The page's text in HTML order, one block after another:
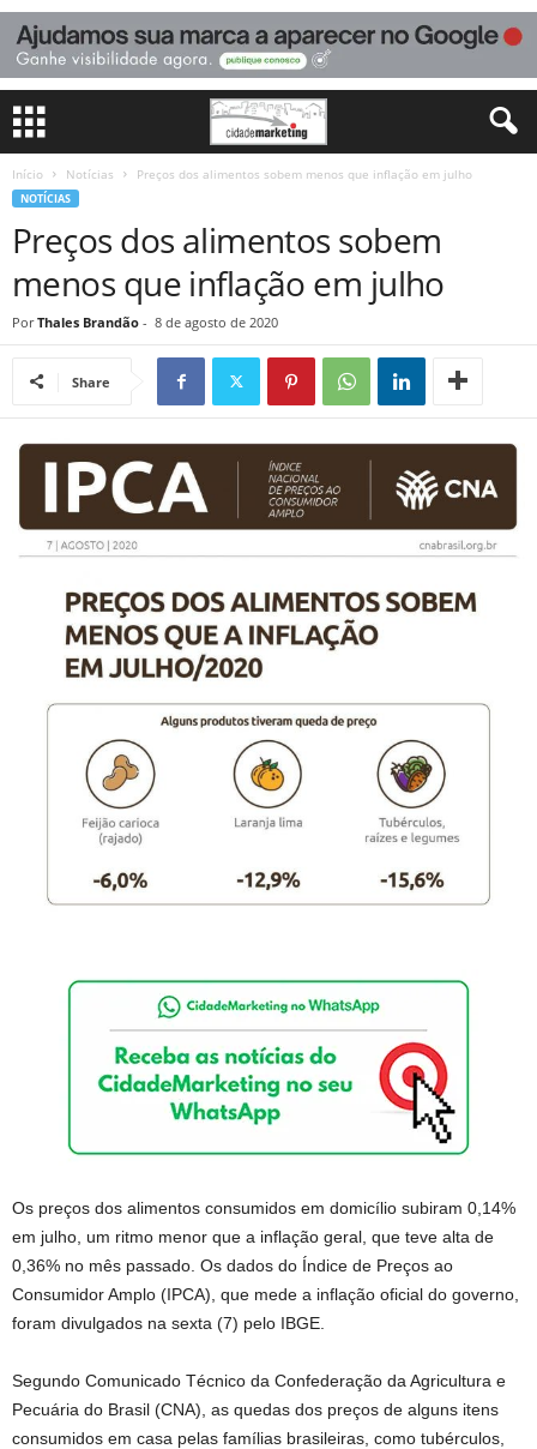
Início Notícias Preços dos alimentos sobem menos que inflação em julho
NOTÍCIAS
Preços dos alimentos sobem
menos que inflação em julho
Por Thales Brandão - 8 de agosto de 2020
Share
Os preços dos alimentos consumidos em domicílio subiram 0,14%
em julho, um ritmo menor que a inflação geral, que teve alta de
0,36% no mês passado. Os dados do Índice de Preços ao
Consumidor Amplo (IPCA), que mede a inflação oficial do governo,
foram divulgados na sexta (7) pelo IBGE.
Segundo Comunicado Técnico da Confederação da Agricultura e
Pecuária do Brasil (CNA), as quedas dos preços de alguns itens
consumidos em casa pelas famílias brasileiras, como tubérculos,